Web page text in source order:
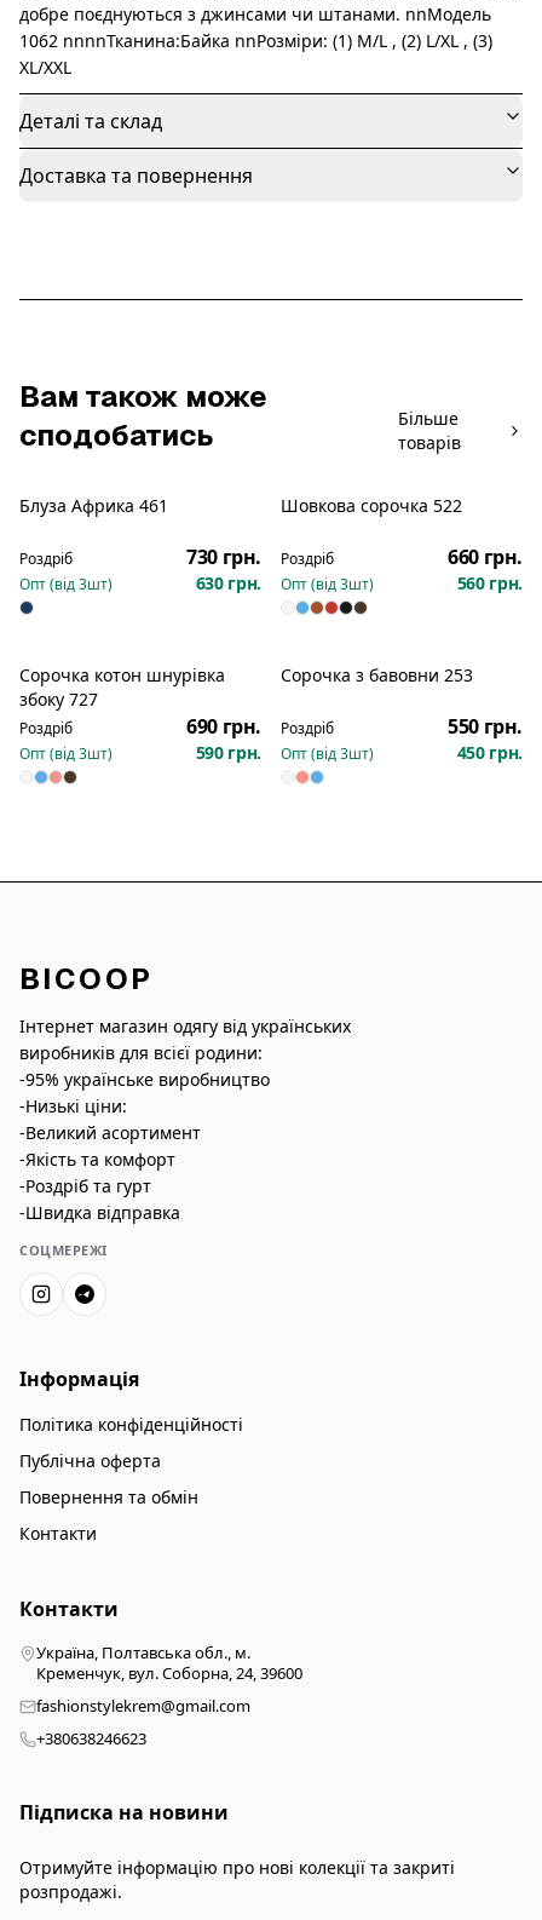
добре поєднуються з джинсами чи штанами. nnМодель
1062 nnnnТканина:Байка nnРозміри: (1) M/L , (2) L/XL , (3)
XL/XXL
Деталі та склад
Доставка та повернення
Вам також може
сподобатись
Більше
товарів
Новинка
Блуза Африка 461
Роздріб 730 грн.
Опт (від3шт) 630 грн.
Шовкова сорочка 522
Роздріб 660 грн.
Опт (від3шт) 560 грн.
Сорочка котон шнурівка
збоку 727
Роздріб 690 грн.
Опт (від3шт) 590 грн.
Сорочка з бавовни 253
Роздріб 550 грн.
Опт (від3шт) 450 грн.
BICOOP
Інтернет магазин одягу від українських
виробників для всієї родини:
-95% українське виробництво
-Низькі ціни:
-Великий асортимент
-Якість та комфорт
-Роздріб та гурт
-Швидка відправка
СОЦМЕРЕЖІ
Інформація
Політика конфіденційності
Публічна оферта
Повернення та обмін
Контакти
Контакти
Україна, Полтавська обл., м.
Кременчук, вул. Соборна, 24, 39600
fashionstylekrem@gmail.com
+380638246623
Підписка на новини
Отримуйте інформацію про нові колекції та закриті
розпродажі.